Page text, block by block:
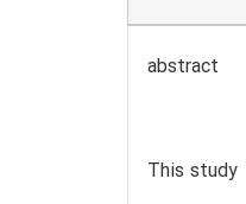
abstract
This study